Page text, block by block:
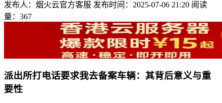
发布人：烟火云官方客服 发布时间：2025-07-06 21:20 阅读
量：367
派出所打电话要求我去备案车辆：其背后意义与重
要性